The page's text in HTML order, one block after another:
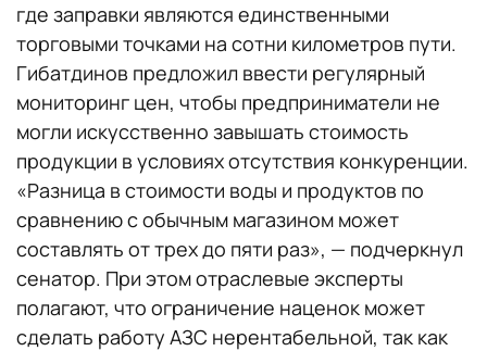
где заправки являются единственными
торговыми точками на сотни километров пути.
Гибатдинов предложил ввести регулярный
мониторинг цен, чтобы предприниматели не
могли искусственно завышать стоимость
продукции в условиях отсутствия конкуренции.
«Разница в стоимости воды и продуктов по
сравнению с обычным магазином может
составлять от трех до пяти раз», — подчеркнул
сенатор. При этом отраслевые эксперты
полагают, что ограничение наценок может
сделать работу АЗС нерентабельной, так как